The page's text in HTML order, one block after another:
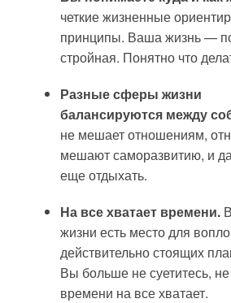
четкие жизненные
принципы. Ваша жизнь —
стройная. Понятно что
Разные сферы жизни
балансируются между
не мешает отношениям,
мешают саморазвитию, и
еще отдыхать.
На все хватает времени.
жизни есть место для
действительно стоящих
Вы больше не суетитесь,
времени на все хватает.